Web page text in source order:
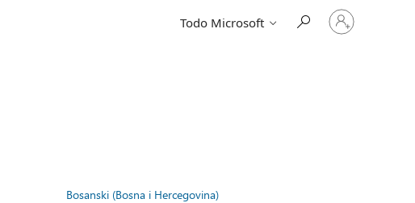
Todo Microsoft
Iniciar
sesión
Bosanski (Bosna i Hercegovina)